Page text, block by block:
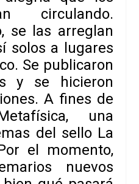
circulando.
se las arreglan
solos a lugares
Se publicaron
y se hicieron
A fines de
, una
del sello La
el momento,
nuevos